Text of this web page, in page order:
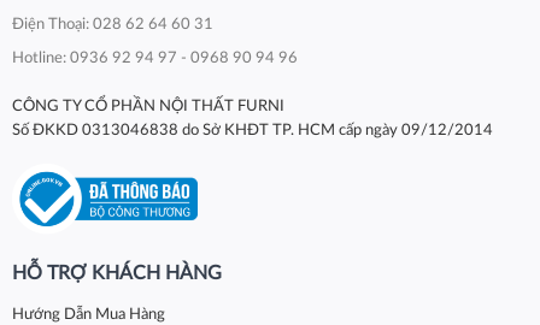
Điện Thoại: 028 62 64 60 31
Hotline: 0936 92 94 97 - 0968 90 94 96
CÔNG TY CỔ PHẦN NỘI THẤT FURNI
Số ĐKKD 0313046838 do Sở KHĐT TP. HCM cấp ngày 09/12/2014
HỖ TRỢ KHÁCH HÀNG
Hướng Dẫn Mua Hàng